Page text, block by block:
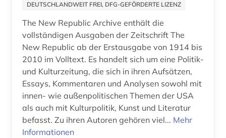
diplomatische beziehungen (1)
dissertation (4)
dissertationsdatenbank (1)
district of columbia (1)
dokument (1)
doppelbesteuerung (1)
Portugal (1)
Rumänien (1)
Russland, Sowjetunion (4)
Sachsen (1)
Schweden (3)
Schweiz (1)
DEUTSCHLANDWEIT FREI, DFG-GEFÖRDERTE LIZENZ
The New Republic Archive enthält die
vollständigen Ausgaben der Zeitschrift The
New Republic ab der Erstausgabe von 1914 bis
2010 im Volltext. Es handelt sich um eine Politik-
und Kulturzeitung, die sich in ihren Aufsätzen,
Essays, Kommentaren und Analysen sowohl mit
innen- wie außenpolitischen Themen der USA
als auch mit Kulturpolitik, Kunst und Literatur
befasst. Zu ihren Autoren gehören viel... Mehr
Informationen